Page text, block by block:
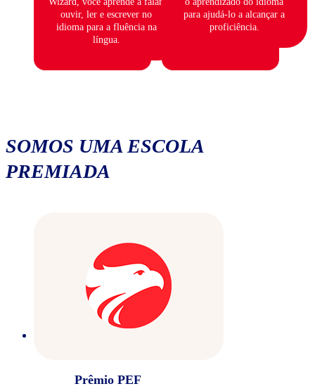
ouvir, ler e escrever no
idioma para a fluência na
língua.
para ajudá-lo a alcançar a
proficiência.
SOMOS UMA ESCOLA
PREMIADA
Prêmio PEF